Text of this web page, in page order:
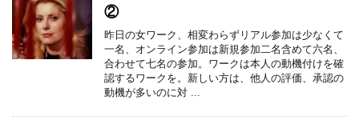
②
昨日の女ワーク、相変わらずリアル参加は少なくて
一名、オンライン参加は新規参加二名含めて六名、
合わせて七名の参加。ワークは本人の動機付けを確
認するワークを。新しい方は、他人の評価、承認の
動機が多いのに対 ...